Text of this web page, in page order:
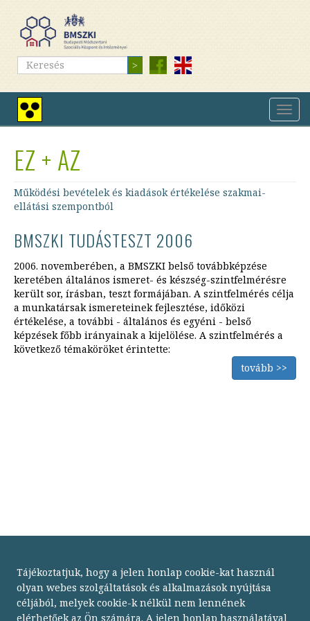
tartalomra
Nagy
kontrasztú
Keresés Keresés
EZ + AZ
Működési bevételek és kiadások értékelése szakmai-
ellátási szempontból
BMSZKI TUDÁSTESZT 2006
2006. novemberében, a BMSZKI belső továbbképzése
keretében általános ismeret- és készség-szintfelmérésre
került sor, írásban, teszt formájában. A szintfelmérés célja
a munkatársak ismereteinek fejlesztése, időközi
értékelése, a további - általános és egyéni - belső
képzések főbb irányainak a kijelölése. A szintfelmérés a
következő témaköröket érintette:
tovább >>
Tájékoztatjuk, hogy a jelen honlap cookie-kat használ
olyan webes szolgáltatások és alkalmazások nyújtása
céljából, melyek cookie-k nélkül nem lennének
elérhetőek az Ön számára. A jelen honlap használatával